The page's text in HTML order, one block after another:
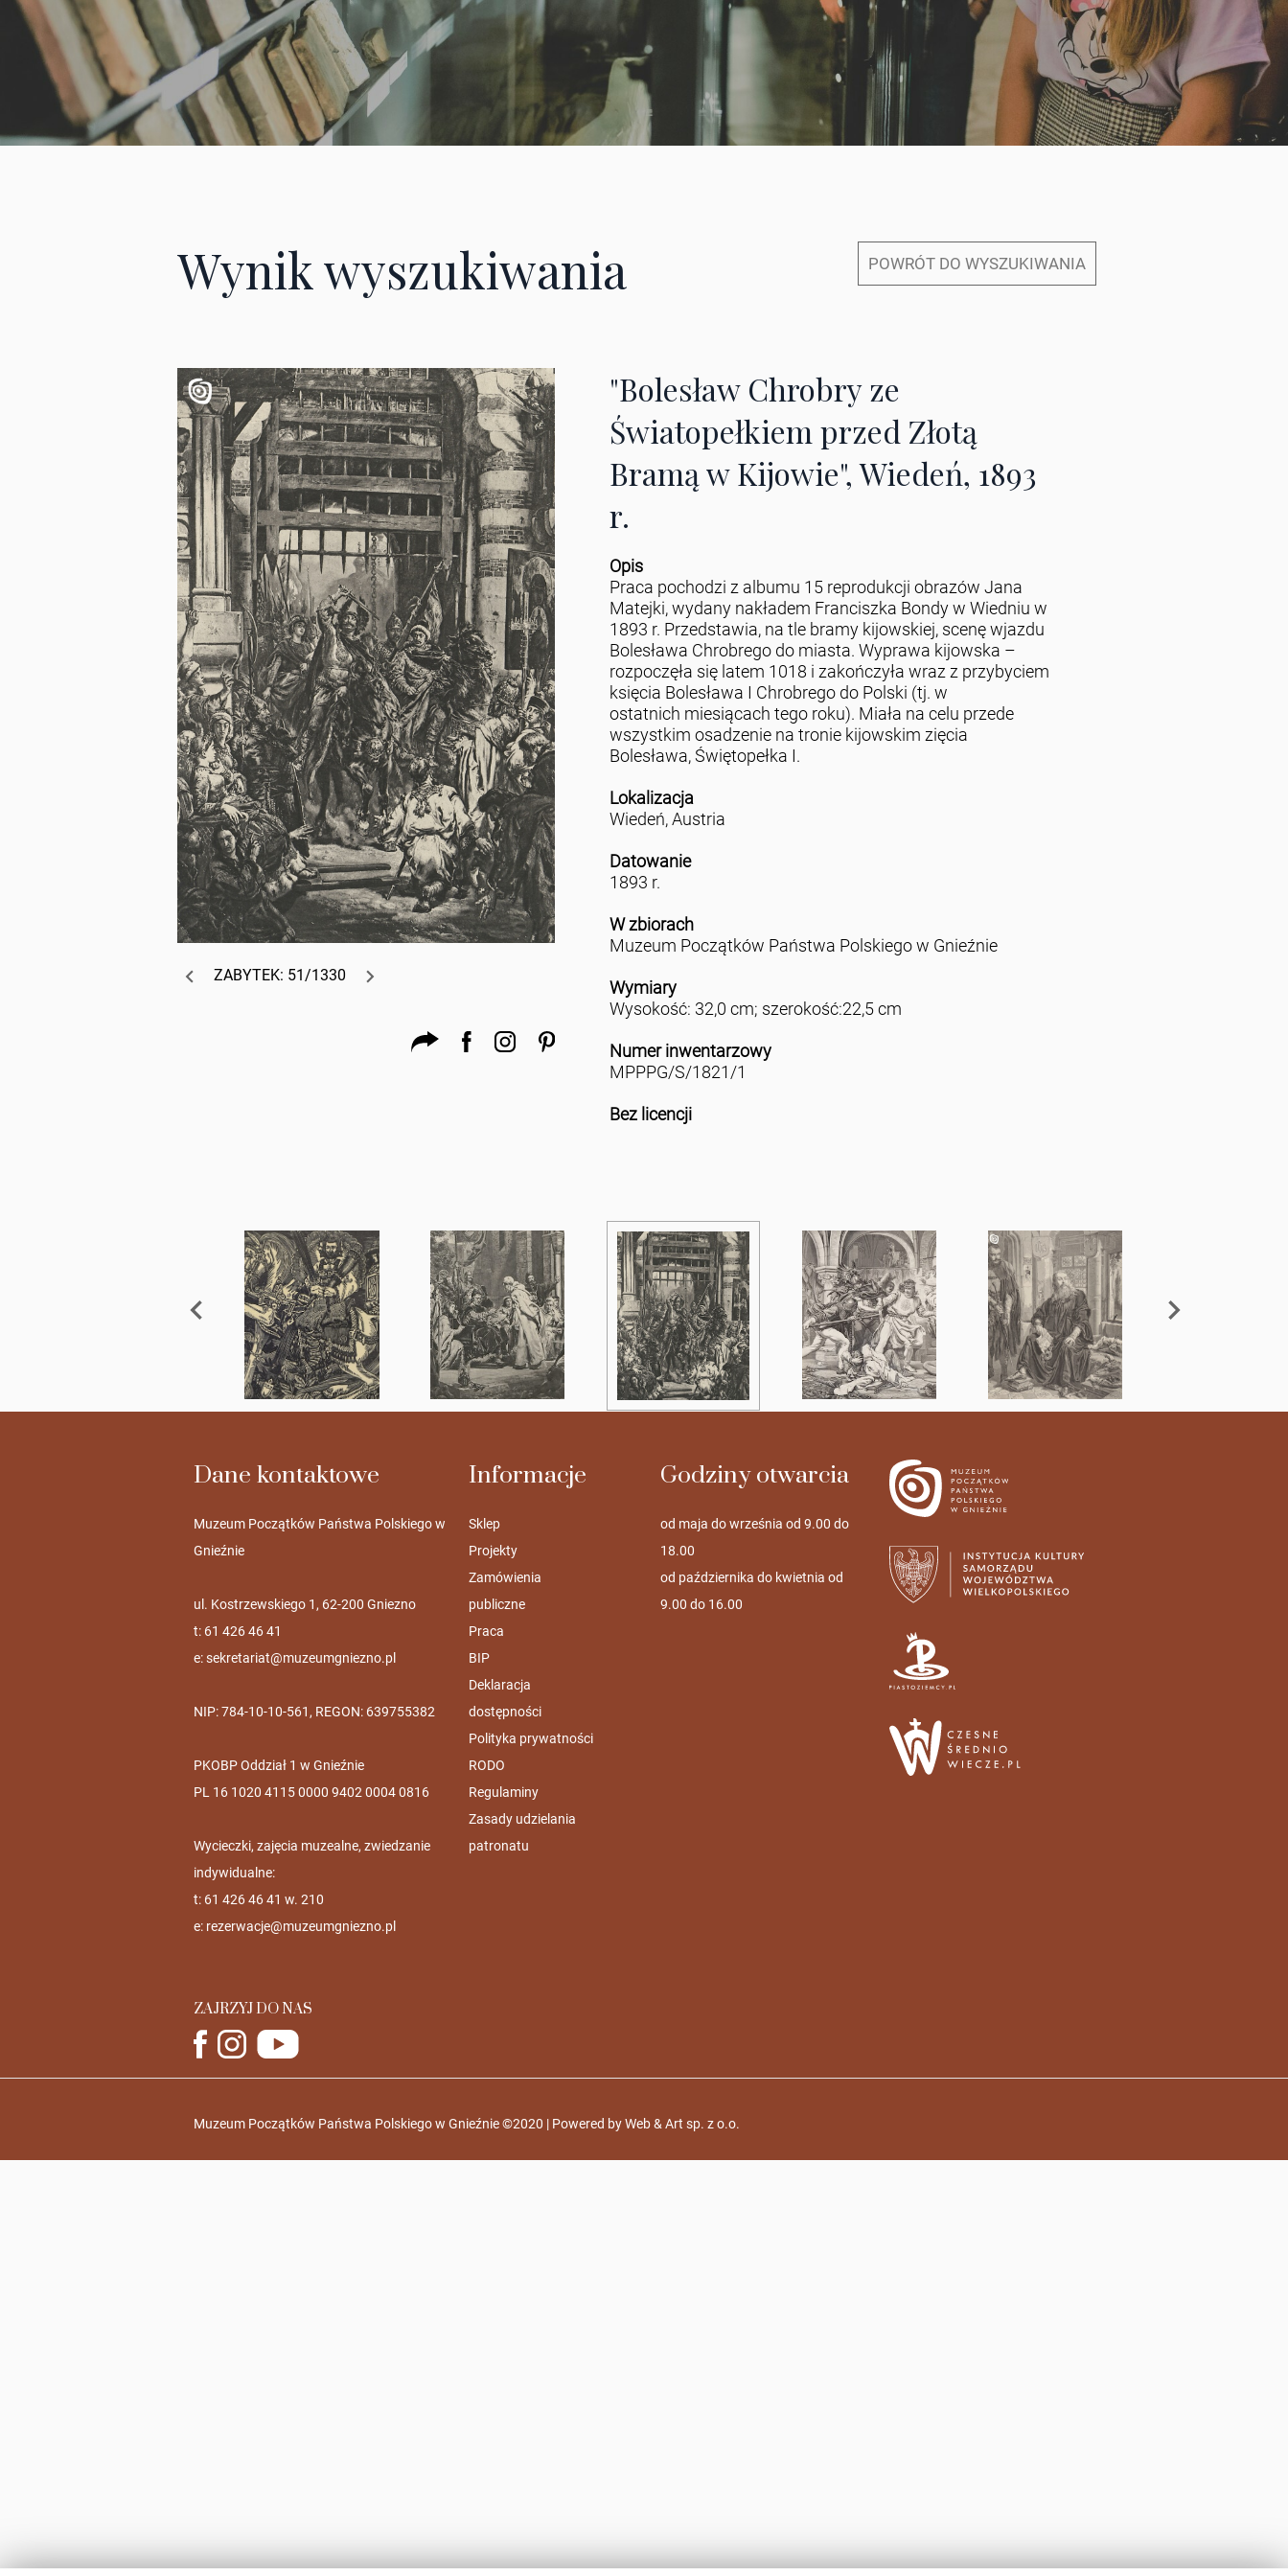
Wynik wyszukiwania POWRÓT DO WYSZUKIWANIA
ZABYTEK: 51/1330
"Bolesław Chrobry ze
Światopełkiem przed Złotą
Bramą w Kijowie", Wiedeń, 1893
r.
Opis
Praca pochodzi z albumu 15 reprodukcji obrazów Jana
Matejki, wydany nakładem Franciszka Bondy w Wiedniu w
1893 r. Przedstawia, na tle bramy kijowskiej, scenę wjazdu
Bolesława Chrobrego do miasta. Wyprawa kijowska –
rozpoczęła się latem 1018 i zakończyła wraz z przybyciem
księcia Bolesława I Chrobrego do Polski (tj. w
ostatnich miesiącach tego roku). Miała na celu przede
wszystkim osadzenie na tronie kijowskim zięcia
Bolesława, Świętopełka I.
Lokalizacja
Wiedeń, Austria
Datowanie
1893 r.
W zbiorach
Muzeum Początków Państwa Polskiego w Gnieźnie
Wymiary
Wysokość: 32,0 cm; szerokość:22,5 cm
Numer inwentarzowy
MPPPG/S/1821/1
Bez licencji
Dane kontaktowe
Muzeum Początków Państwa Polskiego w
Gnieźnie
ul. Kostrzewskiego 1, 62-200 Gniezno
t: 61 426 46 41
e:sekretariat@muzeumgniezno.pl
NIP: 784-10-10-561, REGON: 639755382
PKOBP Oddział 1 w Gnieźnie
PL 16 1020 4115 0000 9402 0004 0816
Wycieczki, zajęcia muzealne, zwiedzanie
indywidualne:
t: 61 426 46 41 w. 210
e: rezerwacje@muzeumgniezno.pl
ZAJRZYJ DO NAS
Informacje
Sklep
Projekty
Zamówienia
publiczne
Praca
BIP
Deklaracja
dostępności
Polityka prywatności
RODO
Regulaminy
Zasady udzielania
patronatu
Godziny otwarcia
od maja do września od 9.00 do
18.00
od października do kwietnia od
9.00 do 16.00
Muzeum Początków Państwa Polskiego w Gnieźnie ©2020 | Powered byWeb & Art sp. z o.o.